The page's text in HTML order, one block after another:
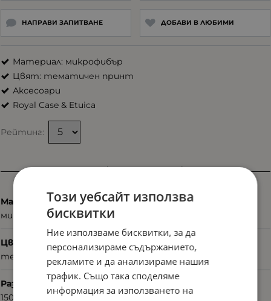
НАПРАВИ ЗАПИТВАНЕ ДОБАВИ В ЛЮБИМИ
Материал: микрофибър
Цвят: тематичен принт
Аксесоари
Royal Case & Etuica
Рейтинг:
Характеристики
Материал
микрофибър
Цвят
тематичен принт
Размер
150/51/30
Този уебсайт използва
бисквитки
Ние използваме бисквитки, за да
персонализираме съдържанието,
рекламите и да анализираме нашия
трафик. Също така споделяме
информация за използването на